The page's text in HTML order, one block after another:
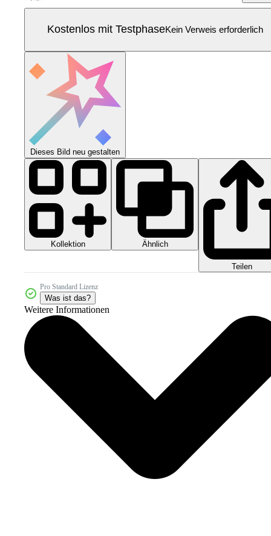
Kostenlos mit TestphaseKein Verweis erforderlich
Dieses Bild neu gestalten
Kollektion Ähnlich
Teilen
Pro Standard Lizenz
Was ist das?
Weitere Informationen